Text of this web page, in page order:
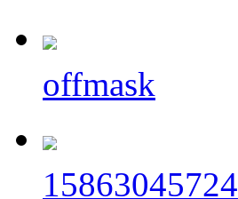
offmask
15863045724